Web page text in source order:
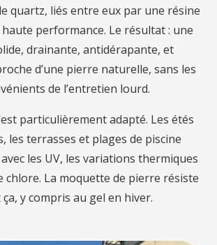
quartz, liés entre eux par une résine
performance. Le résultat : une
drainante, antidérapante, et
d’une pierre naturelle, sans les
de l’entretien lourd.
particulièrement adapté. Les étés
les terrasses et plages de piscine
les UV, les variations thermiques
chlore. La moquette de pierre résiste
y compris au gel en hiver.